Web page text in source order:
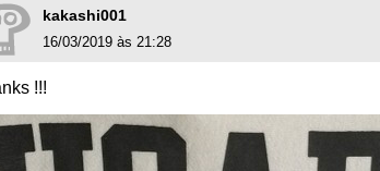
kakashi001
16/03/2019 às 21:28
!!!